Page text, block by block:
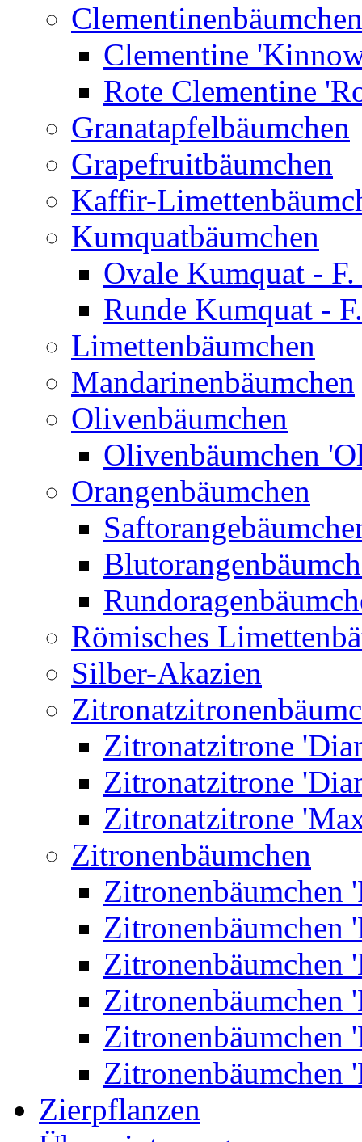
Clementinenbäumchen
Clementine
Rote Clementine
Granatapfelbäumchen
Grapefruitbäumchen
Kaffir-
Kumquatbäumchen
Ovale Kumquat -
Runde Kumquat -
Limettenbäumchen
Mandarinenbäumchen
Olivenbäumchen
Olivenbäumchen
Orangenbäumchen
Römisches
Silber-Akazien
Zitronatzitrone
Zitronatzitrone
Zitronatzitrone
Zitronenbäumchen
Zitronenbäumchen
Zitronenbäumchen
Zitronenbäumchen
Zitronenbäumchen
Zitronenbäumchen
Zitronenbäumchen
Zierpflanzen